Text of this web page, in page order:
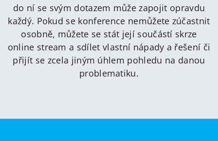
do ní se svým dotazem může zapojit opravdu
každý. Pokud se konference nemůžete zúčastnit
osobně, můžete se stát její součástí skrze
online stream a sdílet vlastní nápady a řešení či
přijít se zcela jiným úhlem pohledu na danou
problematiku.